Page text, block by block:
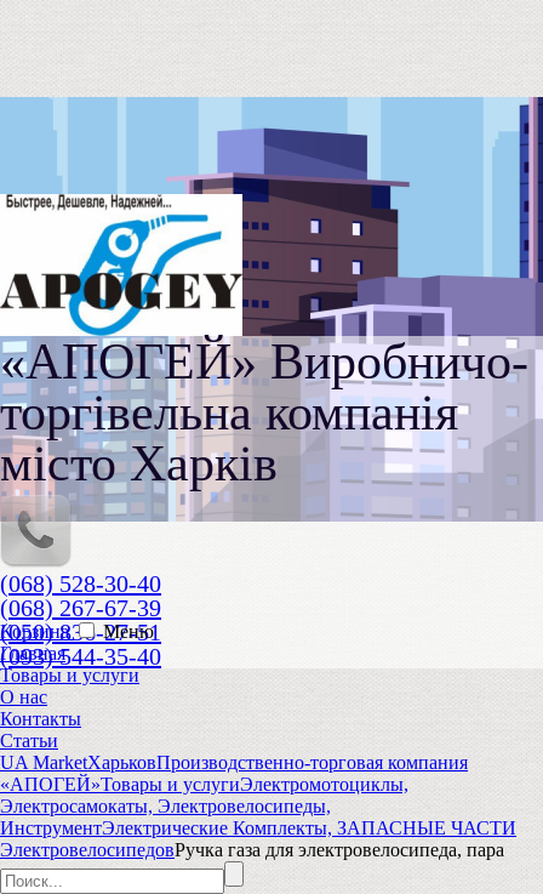
«АПОГЕЙ» Виробничо-
торгівельна компанія
місто Харків
(068) 528-30-40
(068) 267-67-39
(050) 836-27-51
(093) 544-35-40
Корзина
Меню
Главная
Товары и услуги
О нас
Контакты
Статьи
UA MarketХарьковПроизводственно-торговая компания
«АПОГЕЙ»Товары и услугиЭлектромотоциклы,
Электросамокаты, Электровелосипеды,
ИнструментЭлектрические Комплекты, ЗАПАСНЫЕ ЧАСТИ
ЭлектровелосипедовРучка газа для электровелосипеда, пара